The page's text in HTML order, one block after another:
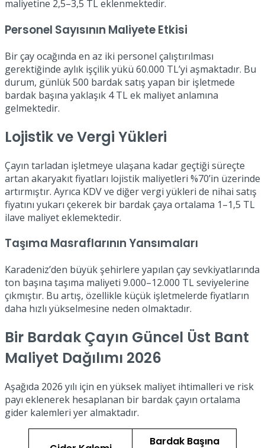
maliyetine 2,5–3,5 TL eklenmektedir.
Personel Sayısının Maliyete Etkisi
Bir çay ocağında en az iki personel çalıştırılması
gerektiğinde aylık işçilik yükü 60.000 TL’yi aşmaktadır. Bu
durum, günlük 500 bardak satış yapan bir işletmede
bardak başına yaklaşık 4 TL ek maliyet anlamına
gelmektedir.
Lojistik ve Vergi Yükleri
Çayın tarladan işletmeye ulaşana kadar geçtiği süreçte
artan akaryakıt fiyatları lojistik maliyetleri %70’in üzerinde
artırmıştır. Ayrıca KDV ve diğer vergi yükleri de nihai satış
fiyatını yukarı çekerek bir bardak çaya ortalama 1–1,5 TL
ilave maliyet eklemektedir.
Taşıma Masraflarının Yansımaları
Karadeniz’den büyük şehirlere yapılan çay sevkiyatlarında
ton başına taşıma maliyeti 9.000–12.000 TL seviyelerine
çıkmıştır. Bu artış, özellikle küçük işletmelerde fiyatların
daha hızlı yükselmesine neden olmaktadır.
Bir Bardak Çayın Güncel Üst Bant
Maliyet Dağılımı 2026
Aşağıda 2026 yılı için en yüksek maliyet ihtimalleri ve risk
payı eklenerek hesaplanan bir bardak çayın ortalama
gider kalemleri yer almaktadır.
Bardak Başına